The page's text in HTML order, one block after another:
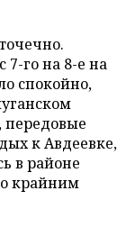
7-го на 8-е на
спокойно,
к Авдеевке,
в районе
крайним